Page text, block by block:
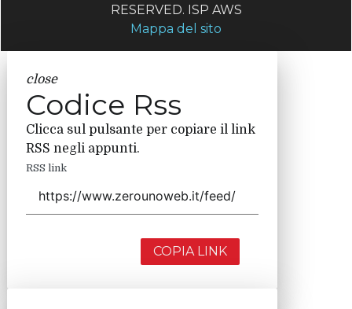
RESERVED. ISP AWS
Mappa del sito
close
Codice Rss
Clicca sul pulsante per copiare il link
RSS negli appunti.
RSS link
COPIA LINK